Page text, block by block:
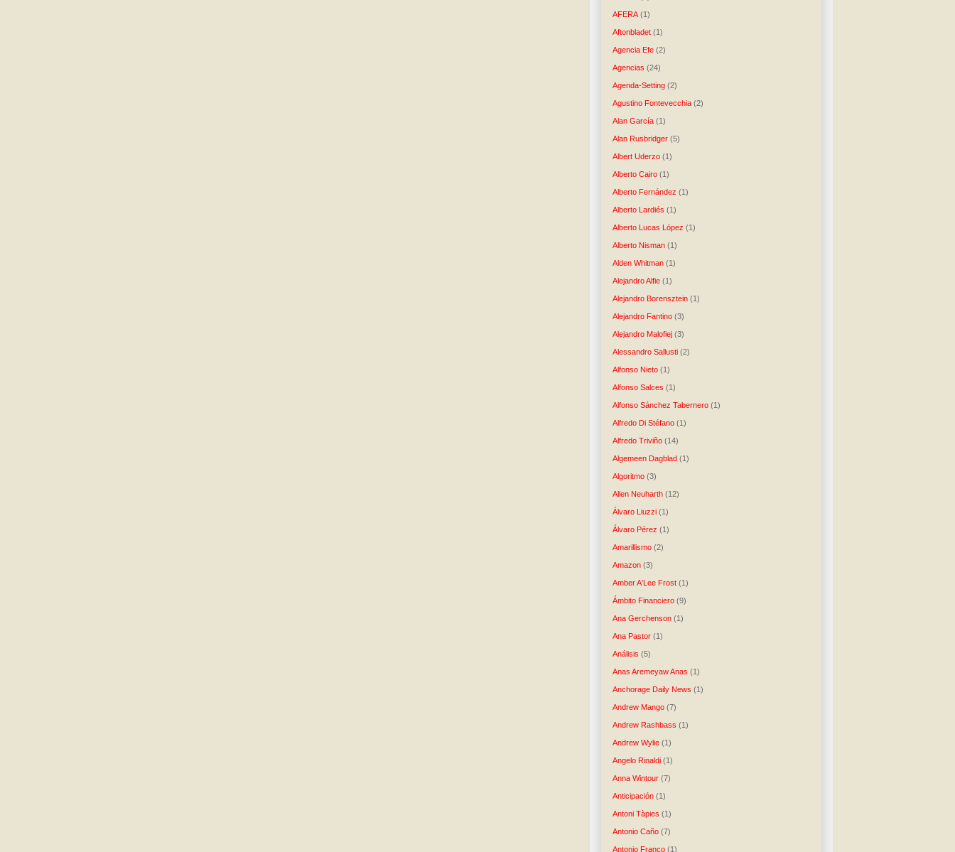
AFERA (1)
Aftonbladet (1)
Agencia Efe (2)
Agencias (24)
Agenda-Setting (2)
Agustino Fontevecchia (2)
Alan García (1)
Alan Rusbridger (5)
Albert Uderzo (1)
Alberto Cairo (1)
Alberto Fernández (1)
Alberto Lardiés (1)
Alberto Lucas López (1)
Alberto Nisman (1)
Alden Whitman (1)
Alejandro Alfie (1)
Alejandro Borensztein (1)
Alejandro Fantino (3)
Alejandro Malofiej (3)
Alessandro Sallusti (2)
Alfonso Nieto (1)
Alfonso Salces (1)
Alfonso Sánchez Tabernero (1)
Alfredo Di Stéfano (1)
Alfredo Triviño (14)
Algemeen Dagblad (1)
Algoritmo (3)
Allen Neuharth (12)
Álvaro Liuzzi (1)
Álvaro Pérez (1)
Amarillismo (2)
Amazon (3)
Amber A'Lee Frost (1)
Ámbito Financiero (9)
Ana Gerchenson (1)
Ana Pastor (1)
Análisis (5)
Anas Aremeyaw Anas (1)
Anchorage Daily News (1)
Andrew Mango (7)
Andrew Rashbass (1)
Andrew Wylie (1)
Angelo Rinaldi (1)
Anna Wintour (7)
Anticipación (1)
Antoni Tàpies (1)
Antonio Caño (7)
Antonio Franco (1)